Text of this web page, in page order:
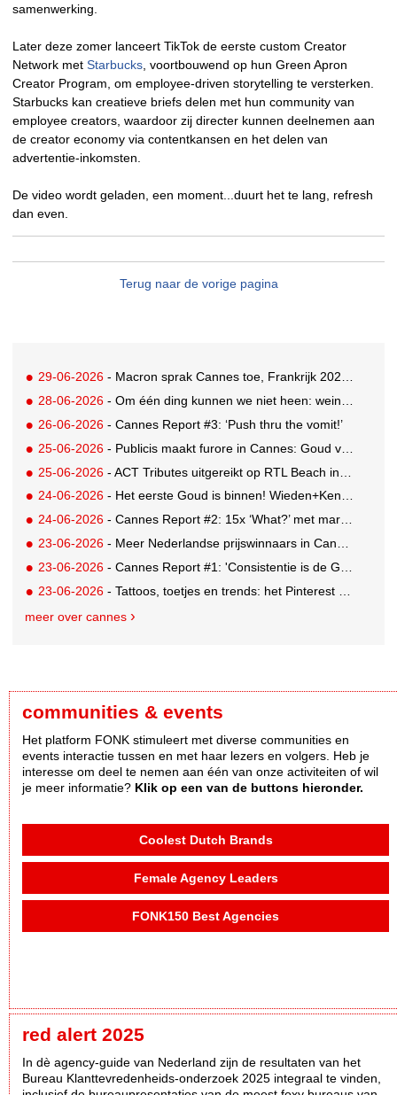
samenwerking.
Later deze zomer lanceert TikTok de eerste custom Creator
Network met Starbucks , voortbouwend op hun Green Apron
Creator Program, om employee-driven storytelling te versterken.
Starbucks kan creatieve briefs delen met hun community van
employee creators, waardoor zij directer kunnen deelnemen aan
de creator economy via contentkansen en het delen van
advertentie-inkomsten.
De video wordt geladen, een moment...duurt het te lang, refresh
dan even.
Terug naar de vorige pagina
29-06-2026 - Macron sprak Cannes toe, Frankrijk 2026 Creative Country of the Year
28-06-2026 - Om één ding kunnen we niet heen: weinig awards voor Nederland in drukbezocht Cannes
26-06-2026 - Cannes Report #3: ‘Push thru the vomit!’
25-06-2026 - Publicis maakt furore in Cannes: Goud voor Renault-campagne
25-06-2026 - ACT Tributes uitgereikt op RTL Beach in Cannes
24-06-2026 - Het eerste Goud is binnen! Wieden+Kennedy glanst met LEGO-campagne
24-06-2026 - Cannes Report #2: 15x ‘What?’ met marketing-enfant terrible Andrew Tindall
23-06-2026 - Meer Nederlandse prijswinnaars in Cannes: Brons en Zilver voor GUT
23-06-2026 - Cannes Report #1: 'Consistentie is de GOAT'
23-06-2026 - Tattoos, toetjes en trends: het Pinterest Manifestival zet inspiratie om in iets tastbaars
meer over cannes
communities & events
Het platform FONK stimuleert met diverse communities en
events interactie tussen en met haar lezers en volgers. Heb je
interesse om deel te nemen aan één van onze activiteiten of wil
je meer informatie? Klik op een van de buttons hieronder.
Coolest Dutch Brands
Female Agency Leaders
FONK150 Best Agencies
red alert 2025
In dè agency-guide van Nederland zijn de resultaten van het
Bureau Klanttevredenheids-onderzoek 2025 integraal te vinden,